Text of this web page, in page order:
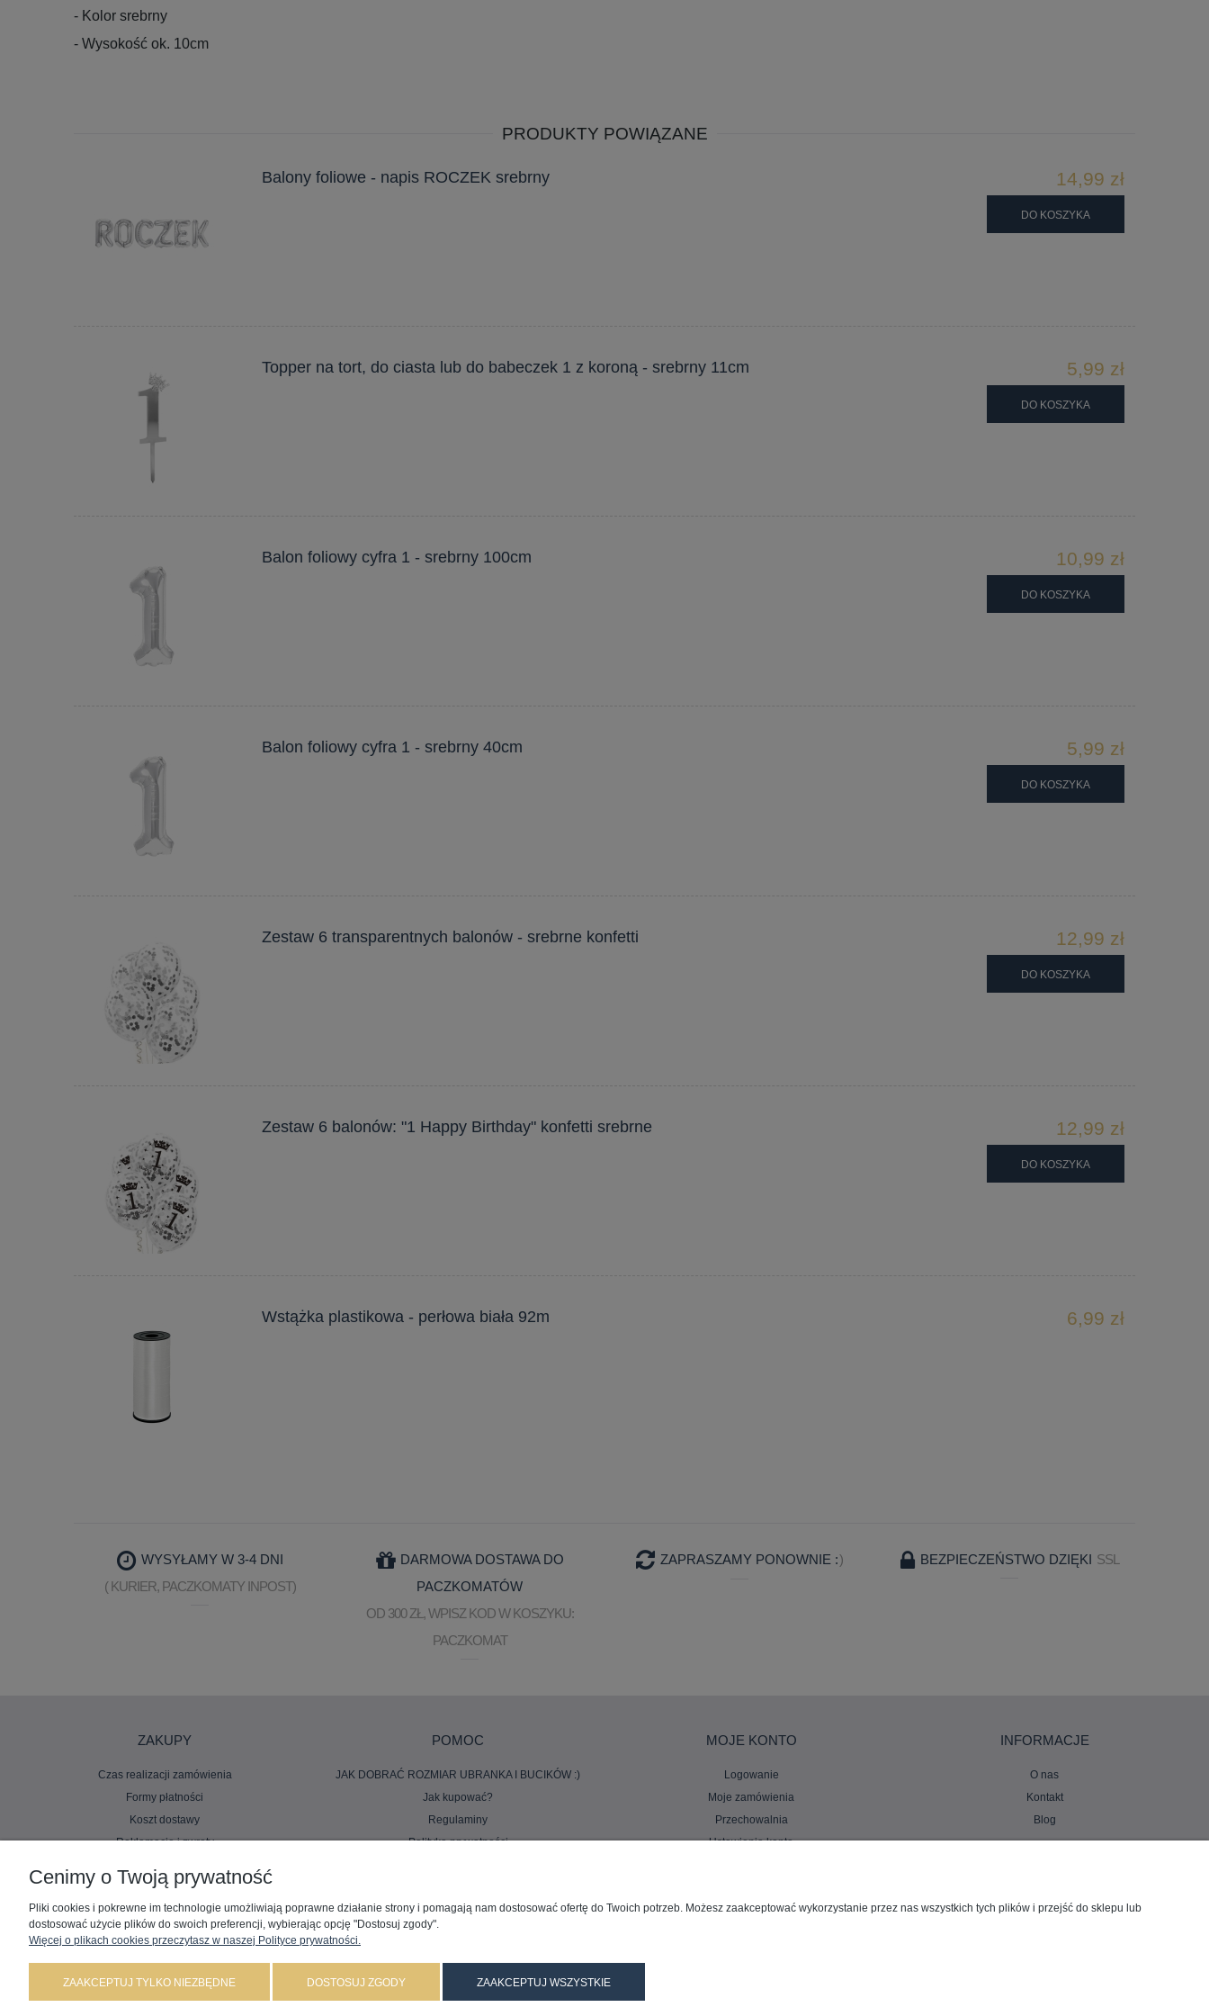
- Kolor srebrny
- Wysokość ok. 10cm
PRODUKTY POWIĄZANE
Balony foliowe - napis ROCZEK srebrny 14,99 zł
DO KOSZYKA
Topper na tort, do ciasta lub do babeczek 1 z koroną - srebrny 11cm 5,99 zł
DO KOSZYKA
Balon foliowy cyfra 1 - srebrny 100cm 10,99 zł
DO KOSZYKA
Balon foliowy cyfra 1 - srebrny 40cm 5,99 zł
DO KOSZYKA
Zestaw 6 transparentnych balonów - srebrne konfetti 12,99 zł
DO KOSZYKA
Zestaw 6 balonów: "1 Happy Birthday" konfetti srebrne 12,99 zł
DO KOSZYKA
Wstążka plastikowa - perłowa biała 92m 6,99 zł
WYSYŁAMY W 3-4 DNI
( KURIER, PACZKOMATY INPOST)
DARMOWA DOSTAWA DO
PACZKOMATÓW
OD 300 ZŁ, WPISZ KOD W KOSZYKU:
PACZKOMAT
ZAPRASZAMY PONOWNIE :) BEZPIECZEŃSTWO DZIĘKI SSL
ZAKUPY
Czas realizacji zamówienia
Formy płatności
Koszt dostawy
Reklamacje i zwroty
POMOC
JAK DOBRAĆ ROZMIAR UBRANKA I BUCIKÓW :)
Jak kupować?
Regulaminy
Polityka prywatności
MOJE KONTO
Logowanie
Moje zamówienia
Przechowalnia
Ustawienia konta
INFORMACJE
O nas
Kontakt
Blog
Cenimy o Twoją prywatność
Pliki cookies i pokrewne im technologie umożliwiają poprawne działanie strony i pomagają nam dostosować ofertę do Twoich potrzeb. Możesz zaakceptować wykorzystanie przez nas wszystkich tych plików i przejść do sklepu lub
dostosować użycie plików do swoich preferencji, wybierając opcję "Dostosuj zgody".
Więcej o plikach cookies przeczytasz w naszej Polityce prywatności.
ZAAKCEPTUJ TYLKO NIEZBĘDNE DOSTOSUJ ZGODY ZAAKCEPTUJ WSZYSTKIE